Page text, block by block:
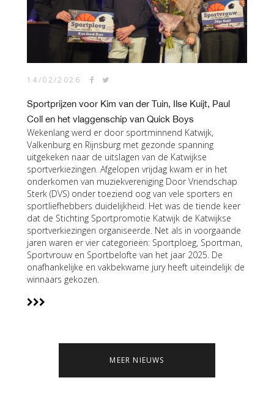
14/02/2026
Sportprijzen voor Kim van der Tuin, Ilse Kuijt, Paul
Coll en het vlaggenschip van Quick Boys
Wekenlang werd er door sportminnend Katwijk,
Valkenburg en Rijnsburg met gezonde spanning
uitgekeken naar de uitslagen van de Katwijkse
sportverkiezingen. Afgelopen vrijdag kwam er in het
onderkomen van muziekvereniging Door Vriendschap
Sterk (DVS) onder toeziend oog van vele sporters en
sportliefhebbers duidelijkheid. Het was de tiende keer
dat de Stichting Sportpromotie Katwijk de Katwijkse
sportverkiezingen organiseerde. Net als in voorgaande
jaren waren er vier categorieën: Sportploeg, Sportman,
Sportvrouw en Sportbelofte van het jaar 2025. De
onafhankelijke en vakbekwame jury heeft uiteindelijk de
winnaars gekozen.
MEER NIEUWS